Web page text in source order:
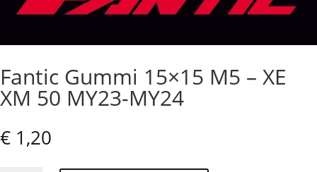
Fantic Gummi 15×15 M5 – XE
XM 50 MY23-MY24
€ 1,20